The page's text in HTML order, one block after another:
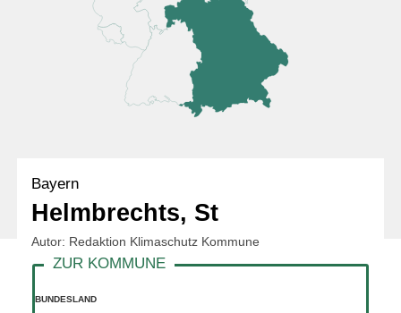
Bayern
Helmbrechts, St
Autor: Redaktion Klimaschutz Kommune
BUNDESLAND